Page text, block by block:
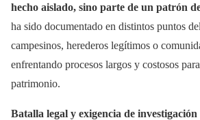
hecho aislado, sino parte de un patrón
ha sido documentado en distintos puntos
campesinos, herederos legítimos o
enfrentando procesos largos y costosos
patrimonio.
Batalla legal y exigencia de investigación